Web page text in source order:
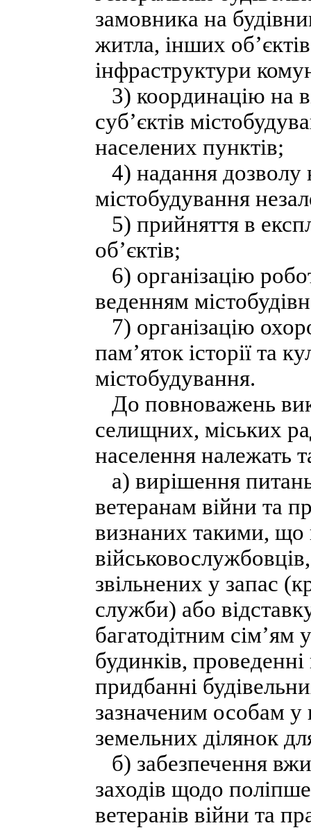
замовника на
житла, інших
інфраструктури
3) координацію на
суб’єктів
населених пунктів;
4) надання дозволу
містобудування
5) прийняття в
об’єктів;
6) організацію
веденням
7) організацію
пам’яток історії та
містобудування.
До повноважень
селищних, міських
населення належать
а) вирішення
ветеранам війни та
визнаних такими, що
звільнених у запас
служби) або
багатодітним сім’ям
будинків,
придбанні
зазначеним особам
земельних ділянок
б) забезпечення
заходів щодо
ветеранів війни та